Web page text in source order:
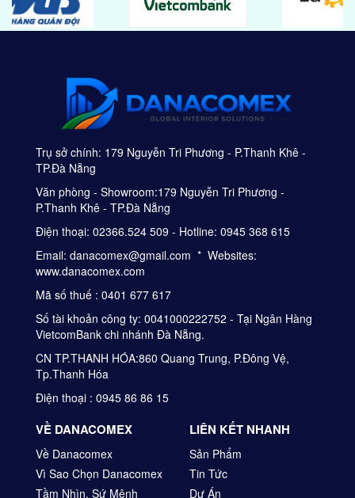
Trụ sở chính: 179 Nguyễn Tri Phương - P.Thanh Khê -
TP.Đà Nẵng
Văn phòng - Showroom:179 Nguyễn Tri Phương -
P.Thanh Khê - TP.Đà Nẵng
Điện thoại: 02366.524 509 - Hotline: 0945 368 615
Email: danacomex@gmail.com * Websites:
www.danacomex.com
Mã số thuế : 0401 677 617
Số tài khoản công ty: 0041000222752 - Tại Ngân Hàng
VietcomBank chi nhánh Đà Nẵng.
CN TP.THANH HÓA:860 Quang Trung, P.Đông Vệ,
Tp.Thanh Hóa
Điện thoại : 0945 86 86 15
VỀ DANACOMEX
Về Danacomex
Vì Sao Chọn Danacomex
Tầm Nhìn, Sứ Mệnh
LIÊN KẾT NHANH
Sản Phẩm
Tin Tức
Dự Án